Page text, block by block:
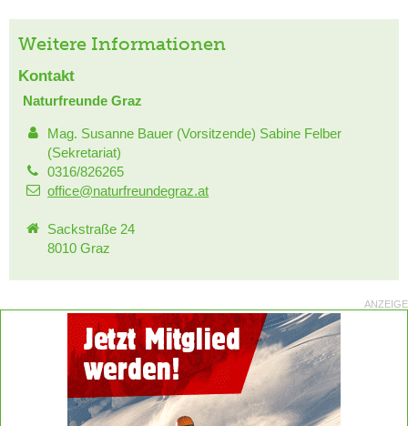
Weitere Informationen
Kontakt
Naturfreunde Graz
Mag. Susanne Bauer (Vorsitzende) Sabine Felber
(Sekretariat)
0316/826265
office@naturfreundegraz.at
Sackstraße 24
8010 Graz
ANZEIGE